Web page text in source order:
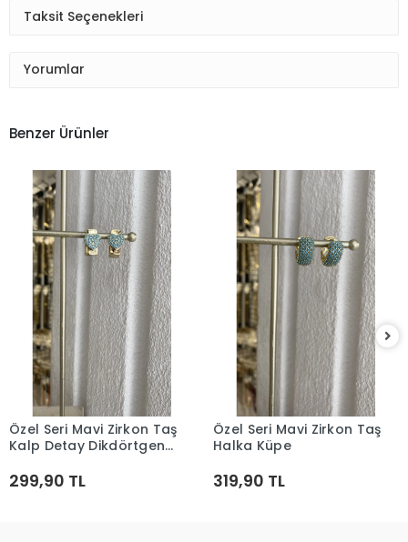
Taksit Seçenekleri
Yorumlar
Benzer Ürünler
Sepete Ekle
Özel Seri Mavi Zirkon Taş
Kalp Detay Dikdörtgen
299,90 TL
Sepete Ekle
Özel Seri Mavi Zirkon Taş
Halka Küpe
319,90 TL